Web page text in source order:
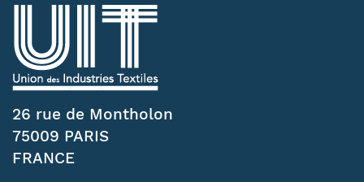
26 rue de Montholon
75009 PARIS
FRANCE